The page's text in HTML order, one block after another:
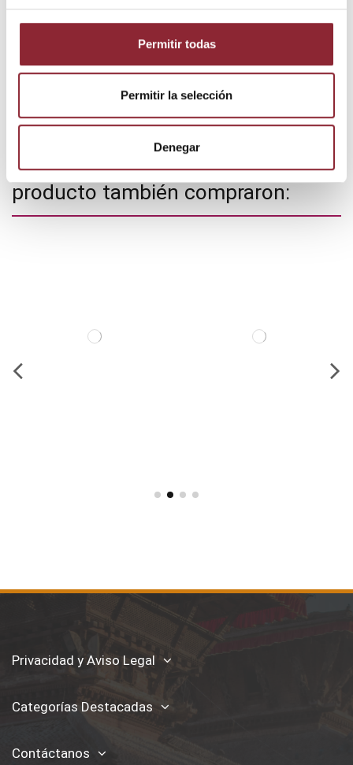
Permitir todas
Permitir la selección
Denegar
Incensario de cobre desmontable con dos flor de loto y los
signos auspiciosos representados.
Medidas: 18 x 15 cms.
Los clientes que adquirieron este
producto también compraron:
Privacidad y Aviso Legal
Categorías Destacadas
Contáctanos